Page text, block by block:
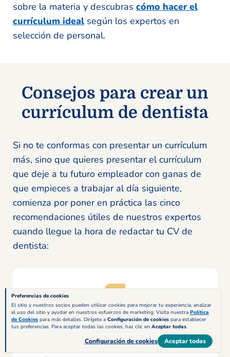
sobre la materia y descubras cómo hacer el
currículum ideal según los expertos en
selección de personal.
Consejos para crear un
currículum de dentista
Si no te conformas con presentar un currículum
más, sino que quieres presentar el currículum
que deje a tu futuro empleador con ganas de
que empieces a trabajar al día siguiente,
comienza por poner en práctica las cinco
recomendaciones útiles de nuestros expertos
cuando llegue la hora de redactar tu CV de
dentista:
Una intervención breve y
concisa
Preferencias de cookies
El sitio y nuestros socios pueden utilizar cookies para mejorar tu experiencia, analizar
el uso del sitio y ayudar en nuestros esfuerzos de marketing. Visita nuestra Política
de Cookies para más detalles. Dirígete a Configuración de cookies para establecer
tus preferencias. Para aceptar todas las cookies, haz clic en Aceptar todas.
Configuración de cookies Aceptar todas